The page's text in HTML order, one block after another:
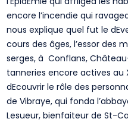
encore l’incendie qui
nous explique quel fut le
cours des âges, l’essor des
serges, à Conflans,
tanneries encore actives au
dEcouvrir le rôle des
de Vibraye, qui fonda
Lesueur, bienfaiteur de St-